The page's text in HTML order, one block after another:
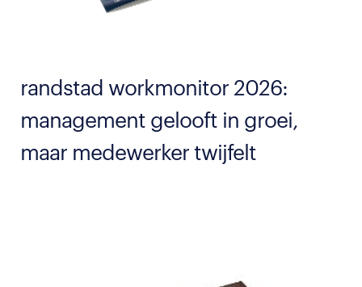
randstad workmonitor 2026:
management gelooft in groei,
maar medewerker twijfelt